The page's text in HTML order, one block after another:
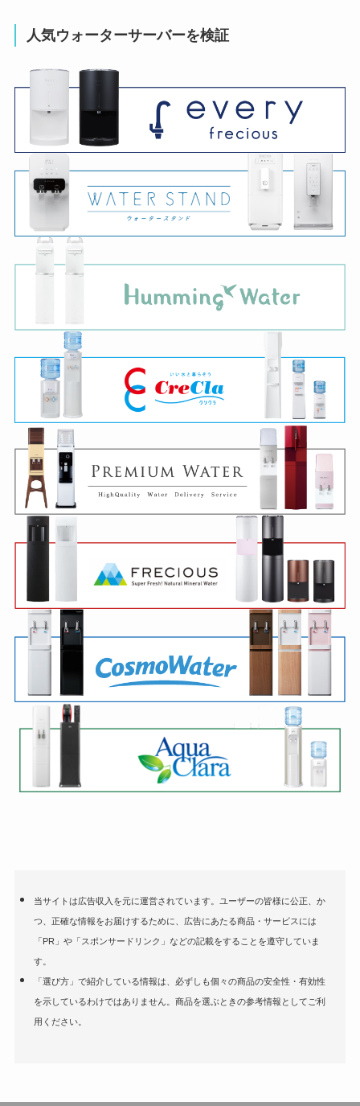
人気ウォーターサーバーを検証
当サイトは広告収入を元に運営されています。ユーザーの皆様に公正、か
つ、正確な情報をお届けするために、広告にあたる商品・サービスには
「PR」や「スポンサードリンク」などの記載をすることを遵守していま
す。
「選び方」で紹介している情報は、必ずしも個々の商品の安全性・有効性
を示しているわけではありません。商品を選ぶときの参考情報としてご利
用ください。